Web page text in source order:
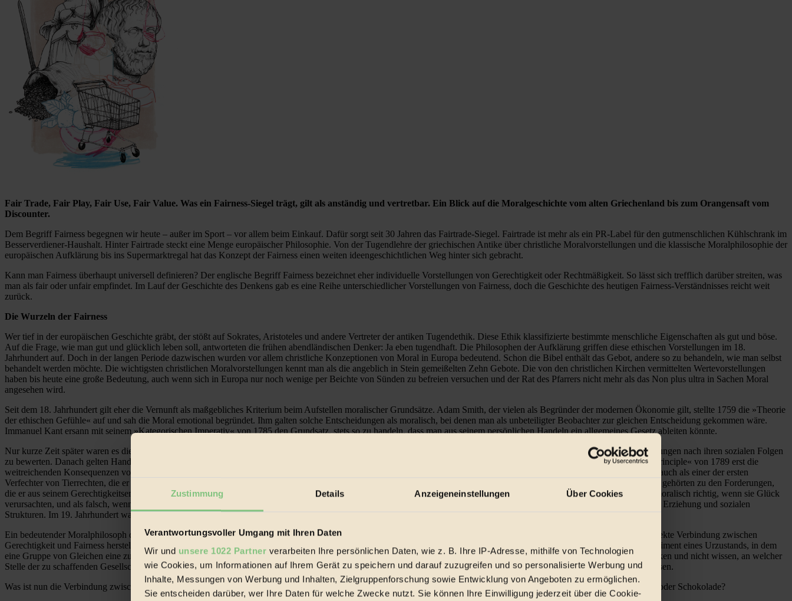
Zustimmung Details Anzeigeneinstellungen Über Cookies
Verantwortungsvoller Umgang mit Ihren Daten
Wir und unsere 1022 Partner verarbeiten Ihre persönlichen Daten, wie z. B. Ihre IP-Adresse, mithilfe von Technologien
wie Cookies, um Informationen auf Ihrem Gerät zu speichern und darauf zuzugreifen und so personalisierte Werbung und
Inhalte, Messungen von Werbung und Inhalten, Zielgruppenforschung sowie Entwicklung von Angeboten zu ermöglichen.
Sie entscheiden darüber, wer Ihre Daten für welche Zwecke nutzt. Sie können Ihre Einwilligung jederzeit über die Cookie-
Fair Trade, Fair Play, Fair Use, Fair Value. Was ein Fairness-Siegel trägt, gilt als anständig und vertretbar. Ein Blick auf die Moralgeschichte vom alten Griechenland bis zum Orangensaft vom
Discounter.
Dem Begriff Fairness begegnen wir heute – außer im Sport – vor allem beim Einkauf. Dafür sorgt seit 30 Jahren das Fairtrade-Siegel. Fairtrade ist mehr als ein PR-Label für den gutmenschlichen Kühlschrank im
Besserverdiener-Haushalt. Hinter Fairtrade steckt eine Menge europäischer Philosophie. Von der Tugendlehre der griechischen Antike über christliche Moralvorstellungen und die klassische Moralphilosophie der
europäischen Aufklärung bis ins Supermarktregal hat das Konzept der Fairness einen weiten ideengeschichtlichen Weg hinter sich gebracht.
Kann man Fairness überhaupt universell definieren? Der englische Begriff Fairness bezeichnet eher individuelle Vorstellungen von Gerechtigkeit oder Rechtmäßigkeit. So lässt sich trefflich darüber streiten, was
man als fair oder unfair empfindet. Im Lauf der Geschichte des Denkens gab es eine Reihe unterschiedlicher Vorstellungen von Fairness, doch die Geschichte des heutigen Fairness-Verständnisses reicht weit
zurück.
Die Wurzeln der Fairness
Wer tief in der europäischen Geschichte gräbt, der stößt auf Sokrates, Aristoteles und andere Vertreter der antiken Tugendethik. Diese Ethik klassifizierte bestimmte menschliche Eigenschaften als gut und böse.
Auf die Frage, wie man gut und glücklich leben soll, antworteten die frühen abendländischen Denker: Ja eben tugendhaft. Die Philosophen der Aufklärung griffen diese ethischen Vorstellungen im 18.
Jahrhundert auf. Doch in der langen Periode dazwischen wurden vor allem christliche Konzeptionen von Moral in Europa bedeutend. Schon die Bibel enthält das Gebot, andere so zu behandeln, wie man selbst
behandelt werden möchte. Die wichtigsten christlichen Moralvorstellungen kennt man als die angeblich in Stein gemeißelten Zehn Gebote. Die von den christlichen Kirchen vermittelten Wertevorstellungen
haben bis heute eine große Bedeutung, auch wenn sich in Europa nur noch wenige per Beichte von Sünden zu befreien versuchen und der Rat des Pfarrers nicht mehr als das Non plus ultra in Sachen Moral
angesehen wird.
Seit dem 18. Jahrhundert gilt eher die Vernunft als maßgebliches Kriterium beim Aufstellen moralischer Grundsätze. Adam Smith, der vielen als Begründer der modernen Ökonomie gilt, stellte 1759 die »Theorie
der ethischen Gefühle« auf und sah die Moral emotional begründet. Ihm galten solche Entscheidungen als moralisch, bei denen man als unbeteiligter Beobachter zur gleichen Entscheidung gekommen wäre.
Immanuel Kant ersann mit seinem »Kategorischen Imperativ« von 1785 den Grundsatz, stets so zu handeln, dass man aus seinem persönlichen Handeln ein allgemeines Gesetz ableiten könnte.
Nur kurze Zeit später waren es die Vertreter des Utilitarismus, die weniger pauschale Regeln für moralisches Handeln aufstellten. Jeremy Bentham vertrat das Prinzip, Entscheidungen nach ihren sozialen Folgen
zu bewerten. Danach gelten Handlungen als dann moralisch richtig, wenn sie einer größtmöglichen Anzahl von Menschen nützlich sind. Da nach diesem »Greatest Happiness Principle« von 1789 erst die
weitreichenden Konsequenzen von Entscheidungen moralisch zu bewerten sind, spricht man bei dieser Form der Ethik vom Konsequentialismus. Jeremy Bentham gilt übrigens auch als einer der ersten
Verfechter von Tierrechten, die er aus der Fähigkeit von Tieren, Schmerz und Leid zu empfinden, herleitete. Auch die Legalisierung von Homosexualität und allgemeine Wahlen gehörten zu den Forderungen,
die er aus seinem Gerechtigkeitsempfinden ableitete. Im 19. Jahrhundert entwickelte John Stuart Mill die utilitaristische Theorie weiter. Für ihn galten Entscheidungen dann als moralisch richtig, wenn sie Glück
verursachten, und als falsch, wenn sie eher Leid beförderten. Darüber hinaus vertrat Mill feministische Positionen und sah Geschlechterunterschiede vor allem als eine Frage von Erziehung und sozialen
Strukturen. Im 19. Jahrhundert war er, wie auch Bentham, seiner Zeit damit weit voraus.
Ein bedeutender Moralphilosoph der jüngeren Vergangenheit war John Rawls. Der Harvard-Professor konstruierte eine Gerechtigkeitsmodell, bei dem er auch begrifflich die direkte Verbindung zwischen
Gerechtigkeit und Fairness herstellte: Er verpasste seiner Theorie 2001 den Titel »Gerechtigkeit als Fairness«. Zur Herleitung der Theorie entwickelte Rawls das Gedankenexperiment eines Urzustands, in dem
eine Gruppe von Gleichen eine zukünftige Gesellschaftsordnung schafft. Da in diesem Urzustand alle gleichermaßen unter einem sogenannten »Schleier des Nichtwissens« stecken und nicht wissen, an welcher
Stelle der zu schaffenden Gesellschaftsordnung sie einmal stehen werden, sind alle Menschen im Urzustand auf Fairness als grundlegendes Kriterium sozialer Ordnung angewiesen.
Was ist nun die Verbindung zwischen den Moralphilosophen der Antike, christlichen Werten, den Vordenkern des Liberalismus und dem Fairtrade-Siegel auf Fruchtsaft, Kaffee oder Schokolade?